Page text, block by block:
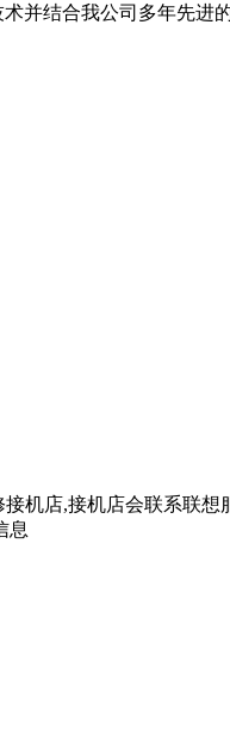
并结合我公司多年先进
机店,接机店会联系联
息